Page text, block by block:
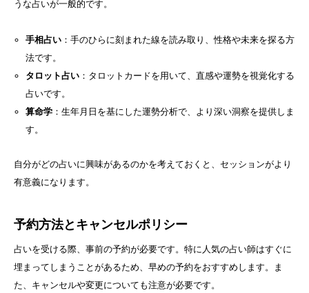
うな占いが一般的です。
手相占い：手のひらに刻まれた線を読み取り、性格や未来を探る方
法です。
タロット占い：タロットカードを用いて、直感や運勢を視覚化する
占いです。
算命学：生年月日を基にした運勢分析で、より深い洞察を提供しま
す。
自分がどの占いに興味があるのかを考えておくと、セッションがより
有意義になります。
予約方法とキャンセルポリシー
占いを受ける際、事前の予約が必要です。特に人気の占い師はすぐに
埋まってしまうことがあるため、早めの予約をおすすめします。ま
た、キャンセルや変更についても注意が必要です。